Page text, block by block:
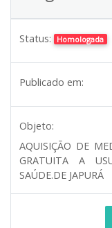
Status: Homologada
Publicado em:
Objeto:
AQUISIÇÃO DE
GRATUITA A
SAÚDE.DE JAPURÁ